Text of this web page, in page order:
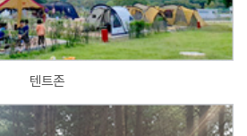
텐트존